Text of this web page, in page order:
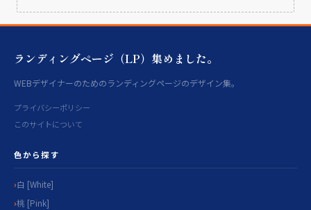
ランディングページ（LP）集めました。
WEBデザイナーのためのランディングページのデザイン集。
プライバシーポリシー
このサイトについて
色から探す
白 [White]
桃 [Pink]